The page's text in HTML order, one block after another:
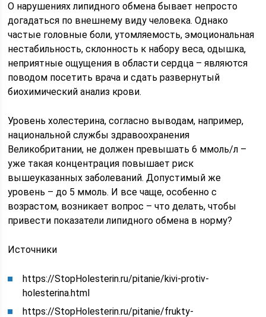
О нарушениях липидного обмена бывает непросто
догадаться по внешнему виду человека. Однако
частые головные боли, утомляемость, эмоциональная
нестабильность, склонность к набору веса, одышка,
неприятные ощущения в области сердца – являются
поводом посетить врача и сдать развернутый
биохимический анализ крови.
Уровень холестерина, согласно выводам, например,
национальной службы здравоохранения
Великобритании, не должен превышать 6 ммоль/л –
уже такая концентрация повышает риск
вышеуказанных заболеваний. Допустимый же
уровень – до 5 ммоль. И все чаще, особенно с
возрастом, возникает вопрос – что делать, чтобы
привести показатели липидного обмена в норму?
Источники
https://StopHolesterin.ru/pitanie/kivi-protiv-
holesterina.html
https://StopHolesterin.ru/pitanie/frukty-